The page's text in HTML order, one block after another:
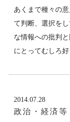
あくまで種々の
て判断、選択を
な情報への批判
にとってむしろ
2014.07.28
政治・経済